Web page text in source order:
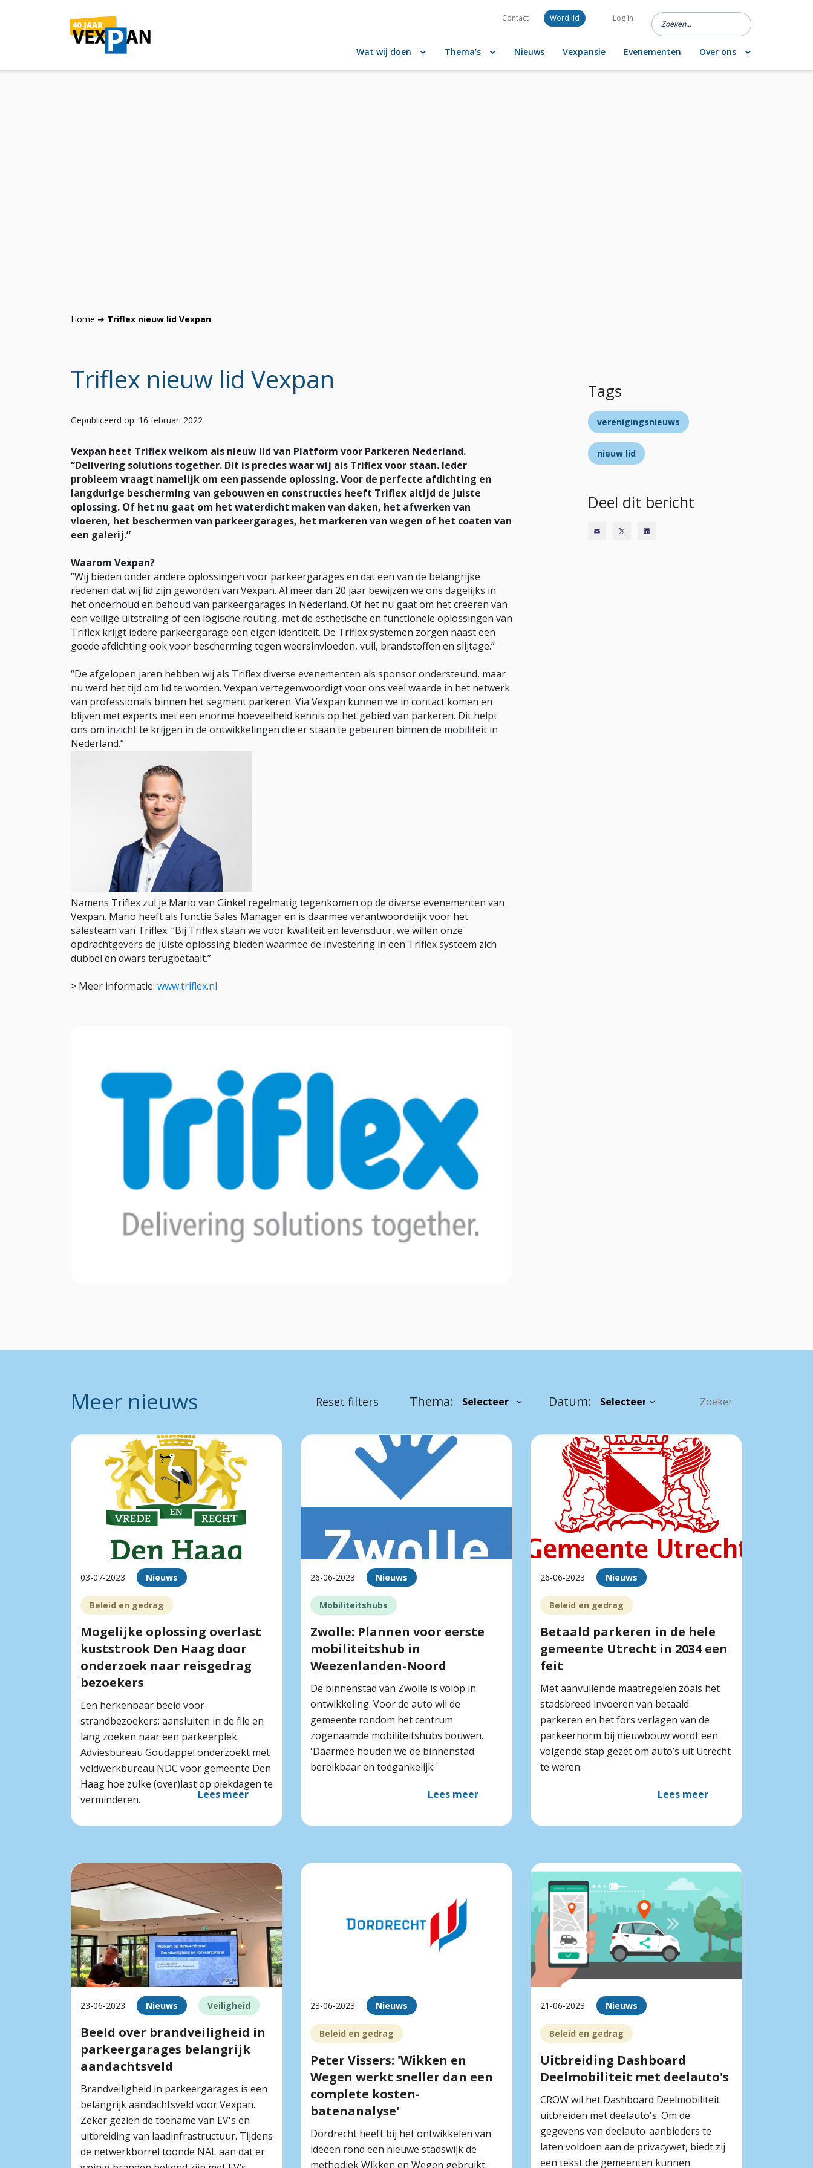
Contact Word lid Log in
Wat wij doen Thema’s Nieuws Vexpansie Evenementen Over ons
Home ➜ Triflex nieuw lid Vexpan
Triflex nieuw lid Vexpan
Gepubliceerd op: 16 februari 2022
Vexpan heet Triflex welkom als nieuw lid van Platform voor Parkeren Nederland.
“Delivering solutions together. Dit is precies waar wij als Triflex voor staan. Ieder
probleem vraagt namelijk om een passende oplossing. Voor de perfecte afdichting en
langdurige bescherming van gebouwen en constructies heeft Triflex altijd de juiste
oplossing. Of het nu gaat om het waterdicht maken van daken, het afwerken van
vloeren, het beschermen van parkeergarages, het markeren van wegen of het coaten van
een galerij.”
Waarom Vexpan?
“Wij bieden onder andere oplossingen voor parkeergarages en dat een van de belangrijke
redenen dat wij lid zijn geworden van Vexpan. Al meer dan 20 jaar bewijzen we ons dagelijks in
het onderhoud en behoud van parkeergarages in Nederland. Of het nu gaat om het creëren van
een veilige uitstraling of een logische routing, met de esthetische en functionele oplossingen van
Triflex krijgt iedere parkeergarage een eigen identiteit. De Triflex systemen zorgen naast een
goede afdichting ook voor bescherming tegen weersinvloeden, vuil, brandstoffen en slijtage.”
“De afgelopen jaren hebben wij als Triflex diverse evenementen als sponsor ondersteund, maar
nu werd het tijd om lid te worden. Vexpan vertegenwoordigt voor ons veel waarde in het netwerk
van professionals binnen het segment parkeren. Via Vexpan kunnen we in contact komen en
blijven met experts met een enorme hoeveelheid kennis op het gebied van parkeren. Dit helpt
ons om inzicht te krijgen in de ontwikkelingen die er staan te gebeuren binnen de mobiliteit in
Nederland.”
Namens Triflex zul je Mario van Ginkel regelmatig tegenkomen op de diverse evenementen van
Vexpan. Mario heeft als functie Sales Manager en is daarmee verantwoordelijk voor het
salesteam van Triflex. “Bij Triflex staan we voor kwaliteit en levensduur, we willen onze
opdrachtgevers de juiste oplossing bieden waarmee de investering in een Triflex systeem zich
dubbel en dwars terugbetaalt.”
> Meer informatie: www.triflex.nl
Tags
verenigingsnieuws
nieuw lid
Deel dit bericht
Meer nieuws Reset filters Thema: Datum:
03-07-2023 Nieuws
Beleid en gedrag
Mogelijke oplossing overlast
kuststrook Den Haag door
onderzoek naar reisgedrag
bezoekers
Een herkenbaar beeld voor
strandbezoekers: aansluiten in de file en
lang zoeken naar een parkeerplek.
Adviesbureau Goudappel onderzoekt met
veldwerkbureau NDC voor gemeente Den
Haag hoe zulke (over)last op piekdagen te
verminderen.
Lees meer
26-06-2023 Nieuws
Mobiliteitshubs
Zwolle: Plannen voor eerste
mobiliteitshub in
Weezenlanden-Noord
De binnenstad van Zwolle is volop in
ontwikkeling. Voor de auto wil de
gemeente rondom het centrum
zogenaamde mobiliteitshubs bouwen.
'Daarmee houden we de binnenstad
bereikbaar en toegankelijk.'
Lees meer
26-06-2023 Nieuws
Beleid en gedrag
Betaald parkeren in de hele
gemeente Utrecht in 2034 een
feit
Met aanvullende maatregelen zoals het
stadsbreed invoeren van betaald
parkeren en het fors verlagen van de
parkeernorm bij nieuwbouw wordt een
volgende stap gezet om auto’s uit Utrecht
te weren.
Lees meer
23-06-2023 Nieuws Veiligheid
Beeld over brandveiligheid in
parkeergarages belangrijk
aandachtsveld
Brandveiligheid in parkeergarages is een
belangrijk aandachtsveld voor Vexpan.
Zeker gezien de toename van EV's en
uitbreiding van laadinfrastructuur. Tijdens
de netwerkborrel toonde NAL aan dat er
23-06-2023 Nieuws
Beleid en gedrag
Peter Vissers: 'Wikken en
Wegen werkt sneller dan een
complete kosten-
batenanalyse'
Dordrecht heeft bij het ontwikkelen van
ideeën rond een nieuwe stadswijk de
methodiek Wikken en Wegen gebruikt.
21-06-2023 Nieuws
Beleid en gedrag
Uitbreiding Dashboard
Deelmobiliteit met deelauto's
CROW wil het Dashboard Deelmobiliteit
uitbreiden met deelauto's. Om de
gegevens van deelauto-aanbieders te
laten voldoen aan de privacywet, biedt zij
een tekst die gemeenten kunnen